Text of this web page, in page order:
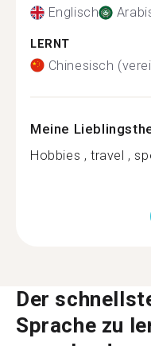
Englisch
LERNT
Chinesisch
Meine
Hobbies , travel ,
Der
Sprache zu